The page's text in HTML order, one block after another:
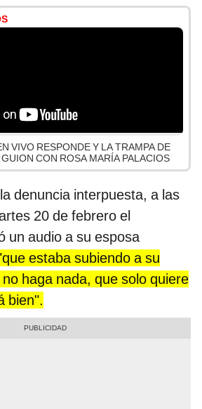
VIVO RESPONDE Y LA TRAMPA DE
CON ROSA MARÍA PALACIOS
denuncia interpuesta, a las
20 de febrero el
un audio a su esposa
estaba subiendo a su
haga nada, que solo quiere
bien".